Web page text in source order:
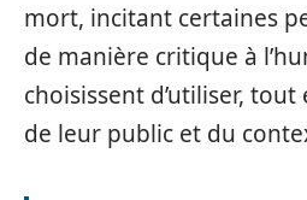
mort, incitant certaines
de manière critique à
choisissent d’utiliser,
de leur public et du